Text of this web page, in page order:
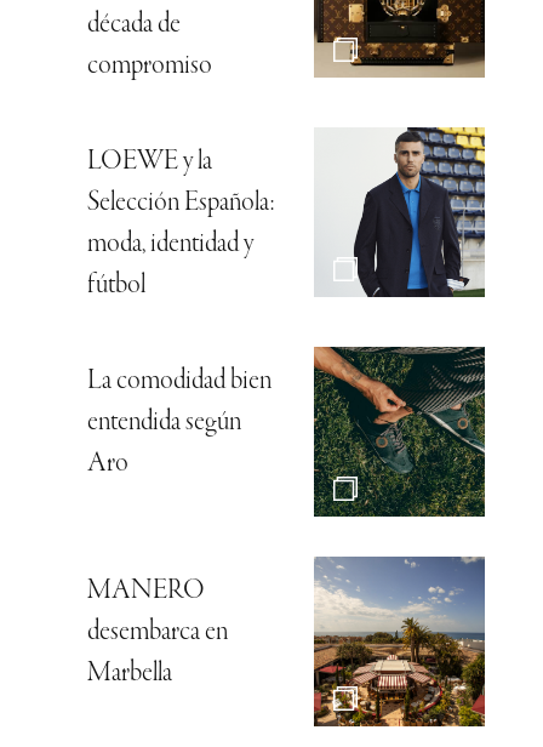
década de
compromiso
LOEWE y la
Selección Española:
moda, identidad y
fútbol
La comodidad bien
entendida según
Aro
MANERO
desembarca en
Marbella